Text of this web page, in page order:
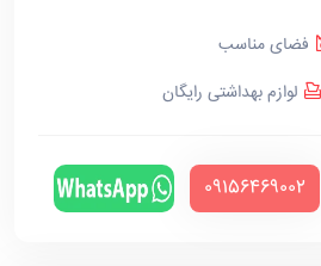
فضای مناسب
لوازم بهداشتی رایگان
‪09156469002‬